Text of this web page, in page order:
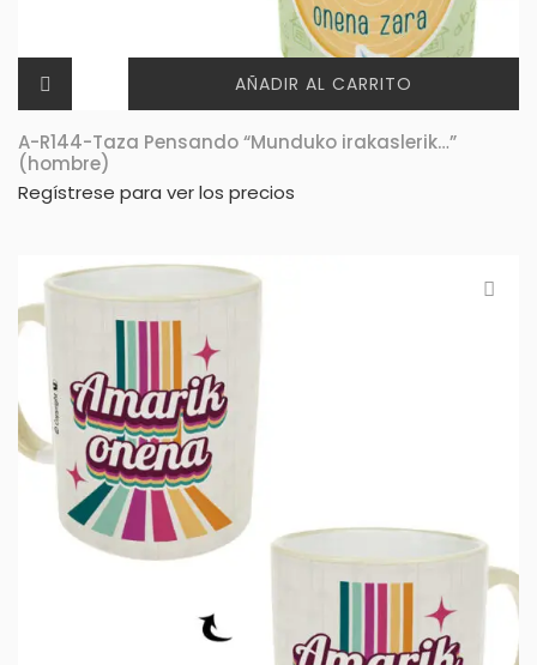
AÑADIR AL CARRITO
A-R144-Taza Pensando “Munduko irakaslerik…”
(hombre)
Regístrese para ver los precios